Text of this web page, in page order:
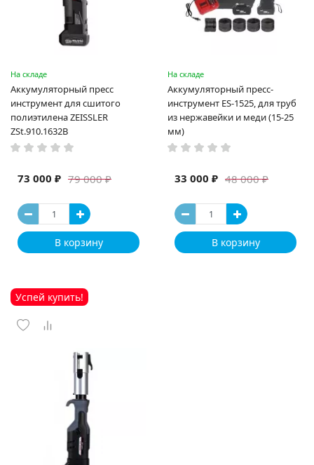
На складе
Аккумуляторный пресс
инструмент для сшитого
полиэтилена ZEISSLER
ZSt.910.1632B
79 000 ₽
73 000 ₽
В корзину
На складе
Аккумуляторный пресс-
инструмент ES-1525, для труб
из нержавейки и меди (15-25
мм)
48 000 ₽
33 000 ₽
В корзину
Успей купить!